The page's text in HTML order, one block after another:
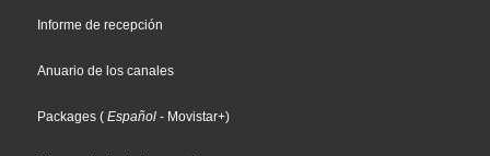
Informe de recepción
Anuario de los canales
Packages ( Español - Movistar+)